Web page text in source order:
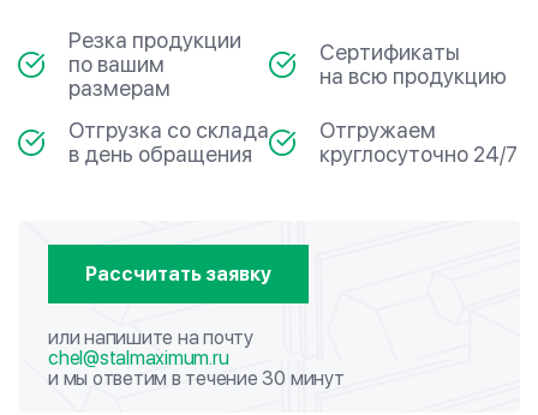
Резка продукции
по вашим
размерам
Сертификаты
на всю продукцию
Отгрузка со склада
в день обращения
Отгружаем
круглосуточно 24/7
Рассчитать заявку
или напишите на почту
chel@stalmaximum.ru
и мы ответим в течение 30 минут